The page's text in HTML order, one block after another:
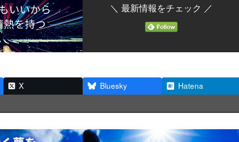
＼ 最新情報をチェック ／
X Bluesky Hatena